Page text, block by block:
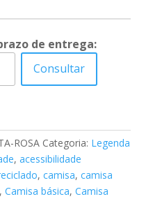
de entrega:
Consultar
ROSA Categoria: Legenda
, acessibilidade
, camisa, camisa
Camisa básica, Camisa